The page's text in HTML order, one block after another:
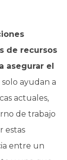
de recursos
asegurar el
solo ayudan a
actuales,
de trabajo
estas
entre un